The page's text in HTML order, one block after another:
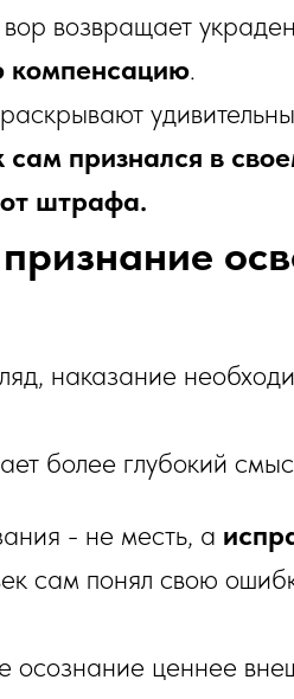
возвращает
компенсацию.
сам признался в
штрафа.
наказание
более глубокий
- не месть, а
сам понял свою
осознание ценнее